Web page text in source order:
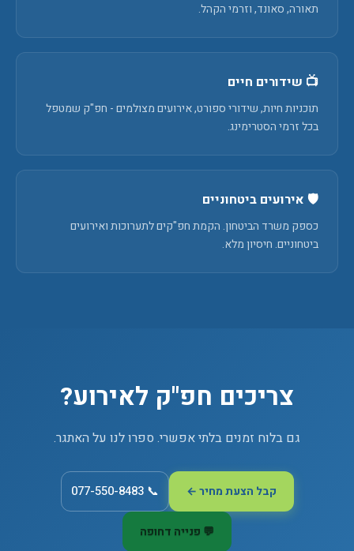
תאורה, סאונד, וזרמי הקהל.
📺 שידורים חיים
תוכניות חיות, שידורי ספורט, אירועים מצולמים - חפ"ק שמטפל
בכל זרמי הסטרימינג.
🛡️ אירועים ביטחוניים
כספק משרד הביטחון. הקמת חפ"קים לתערוכות ואירועים
ביטחוניים. חיסיון מלא.
צריכים חפ"ק לאירוע?
גם בלוח זמנים בלתי אפשרי. ספרו לנו על האתגר.
קבל הצעת מחיר ← 📞 077-550-8483
💬 פנייה דחופה